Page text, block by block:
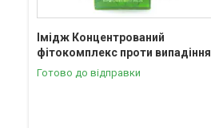
Імідж Концентрований
фітокомплекс проти випадіння
Готово до відправки